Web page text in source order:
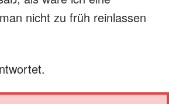
nicht zu früh reinlassen